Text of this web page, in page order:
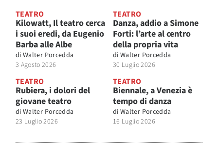
TEATRO
Kilowatt, Il teatro cerca
i suoi eredi, da Eugenio
Barba alle Albe
di Walter Porcedda
3 Agosto 2026
TEATRO
Danza, addio a Simone
Forti: l’arte al centro
della propria vita
di Walter Porcedda
30 Luglio 2026
TEATRO
Rubiera, i dolori del
giovane teatro
di Walter Porcedda
23 Luglio 2026
TEATRO
Biennale, a Venezia è
tempo di danza
di Walter Porcedda
16 Luglio 2026